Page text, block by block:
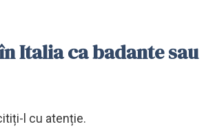
Italia ca badante sau
l cu atenție.